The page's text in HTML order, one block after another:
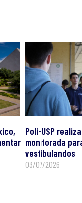
Poli-USP
monitorada
vestibulandos
03/07/2026